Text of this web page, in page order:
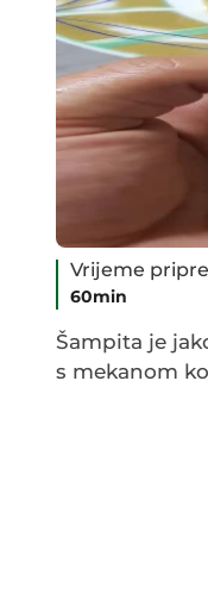
Vrijeme
60min
Šampita je
s mekanom